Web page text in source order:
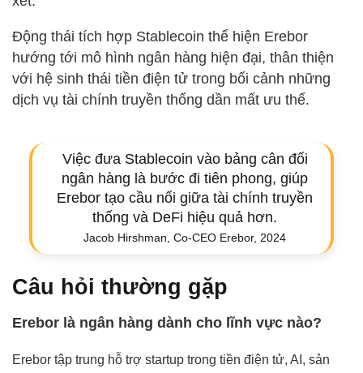
Động thái tích hợp Stablecoin thể hiện Erebor
hướng tới mô hình ngân hàng hiện đại, thân thiện
với hệ sinh thái tiền điện tử trong bối cảnh những
dịch vụ tài chính truyền thống dần mất ưu thế.
Việc đưa Stablecoin vào bảng cân đối
ngân hàng là bước đi tiên phong, giúp
Erebor tạo cầu nối giữa tài chính truyền
thống và DeFi hiệu quả hơn.
Jacob Hirshman, Co-CEO Erebor, 2024
Câu hỏi thường gặp
Erebor là ngân hàng dành cho lĩnh vực nào?
Erebor tập trung hỗ trợ startup trong tiền điện tử, AI, sản